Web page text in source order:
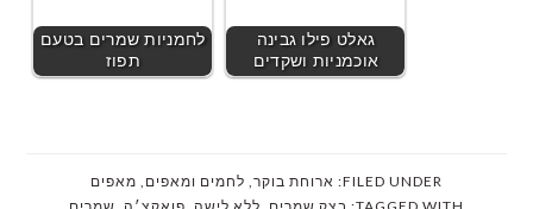
לחמניות שמרים בטעם
תפוז
גאלט פילו גבינה
אוכמניות ושקדים
FILED UNDER: ארוחת בוקר, לחמים ומאפים , מאפים